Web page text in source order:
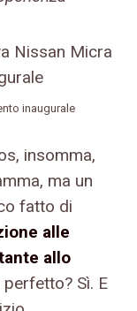
inaugurale
insomma,
ma un
fatto di
alle
allo
Sì. E